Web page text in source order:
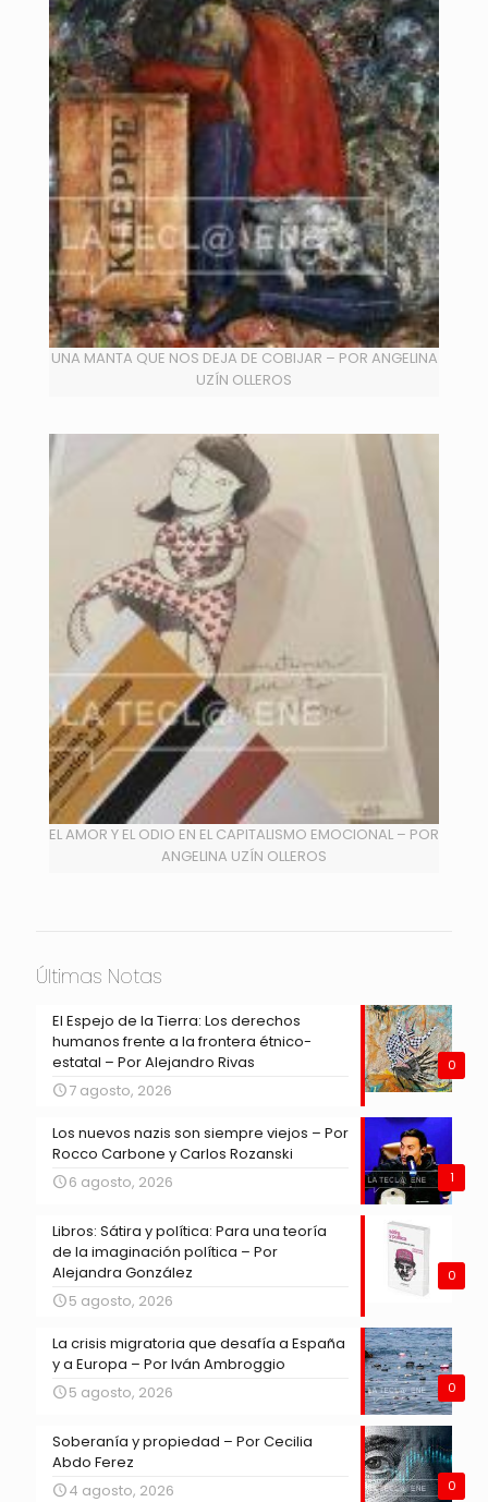
UNA MANTA QUE NOS DEJA DE COBIJAR – POR ANGELINA
UZÍN OLLEROS
EL AMOR Y EL ODIO EN EL CAPITALISMO EMOCIONAL – POR
ANGELINA UZÍN OLLEROS
Últimas Notas
0
El Espejo de la Tierra: Los derechos
humanos frente a la frontera étnico-
estatal – Por Alejandro Rivas
7 agosto, 2026
1
Los nuevos nazis son siempre viejos – Por
Rocco Carbone y Carlos Rozanski
6 agosto, 2026
0
Libros: Sátira y política: Para una teoría
de la imaginación política – Por
Alejandra González
5 agosto, 2026
0
La crisis migratoria que desafía a España
y a Europa – Por Iván Ambroggio
5 agosto, 2026
0
Soberanía y propiedad – Por Cecilia
Abdo Ferez
4 agosto, 2026